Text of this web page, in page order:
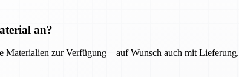
an?
zur Verfügung – auf Wunsch auch mit Lieferung.